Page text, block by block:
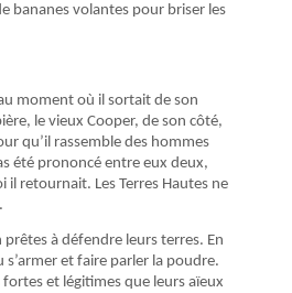
bananes volantes pour briser les
moment où il sortait de son
le vieux Cooper, de son côté,
qu’il rassemble des hommes
été prononcé entre eux deux,
il retournait. Les Terres Hautes ne
à défendre leurs terres. En
s’armer et faire parler la poudre.
fortes et légitimes que leurs aïeux